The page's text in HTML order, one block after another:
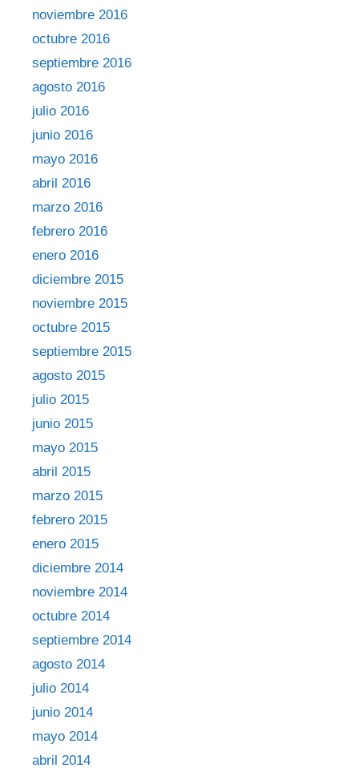
noviembre 2016
octubre 2016
septiembre 2016
agosto 2016
julio 2016
junio 2016
mayo 2016
abril 2016
marzo 2016
febrero 2016
enero 2016
diciembre 2015
noviembre 2015
octubre 2015
septiembre 2015
agosto 2015
julio 2015
junio 2015
mayo 2015
abril 2015
marzo 2015
febrero 2015
enero 2015
diciembre 2014
noviembre 2014
octubre 2014
septiembre 2014
agosto 2014
julio 2014
junio 2014
mayo 2014
abril 2014